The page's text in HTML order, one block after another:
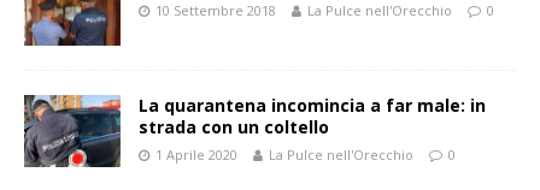
10 Settembre 2018 La Pulce nell'Orecchio 0
La quarantena incomincia a far male: in
strada con un coltello
1 Aprile 2020 La Pulce nell'Orecchio 0